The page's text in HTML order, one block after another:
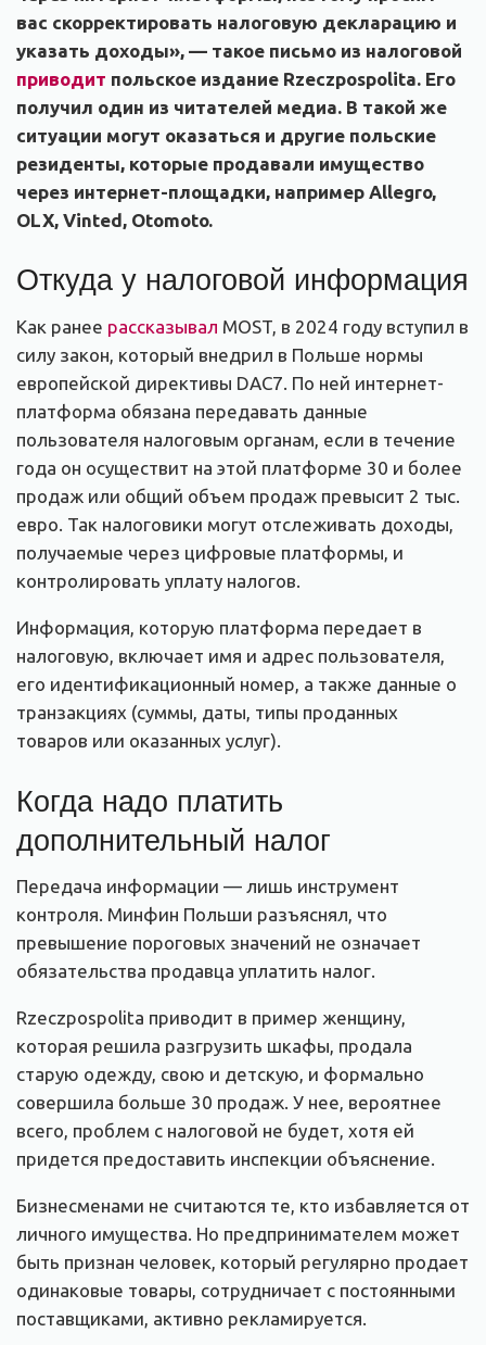
вас скорректировать налоговую декларацию и
указать доходы», — такое письмо из налоговой
приводит польское издание Rzeczpospolita. Его
получил один из читателей медиа. В такой же
ситуации могут оказаться и другие польские
резиденты, которые продавали имущество
через интернет-площадки, например Allegro,
OLX, Vinted, Otomoto.
Откуда у налоговой информация
Как ранее рассказывал MOST, в 2024 году вступил в
силу закон, который внедрил в Польше нормы
европейской директивы DAC7. По ней интернет-
платформа обязана передавать данные
пользователя налоговым органам, если в течение
года он осуществит на этой платформе 30 и более
продаж или общий объем продаж превысит 2 тыс.
евро. Так налоговики могут отслеживать доходы,
получаемые через цифровые платформы, и
контролировать уплату налогов.
Информация, которую платформа передает в
налоговую, включает имя и адрес пользователя,
его идентификационный номер, а также данные о
транзакциях (суммы, даты, типы проданных
товаров или оказанных услуг).
Когда надо платить
дополнительный налог
Передача информации — лишь инструмент
контроля. Минфин Польши разъяснял, что
превышение пороговых значений не означает
обязательства продавца уплатить налог.
Rzeczpospolita приводит в пример женщину,
которая решила разгрузить шкафы, продала
старую одежду, свою и детскую, и формально
совершила больше 30 продаж. У нее, вероятнее
всего, проблем с налоговой не будет, хотя ей
придется предоставить инспекции объяснение.
Бизнесменами не считаются те, кто избавляется от
личного имущества. Но предпринимателем может
быть признан человек, который регулярно продает
одинаковые товары, сотрудничает с постоянными
поставщиками, активно рекламируется.